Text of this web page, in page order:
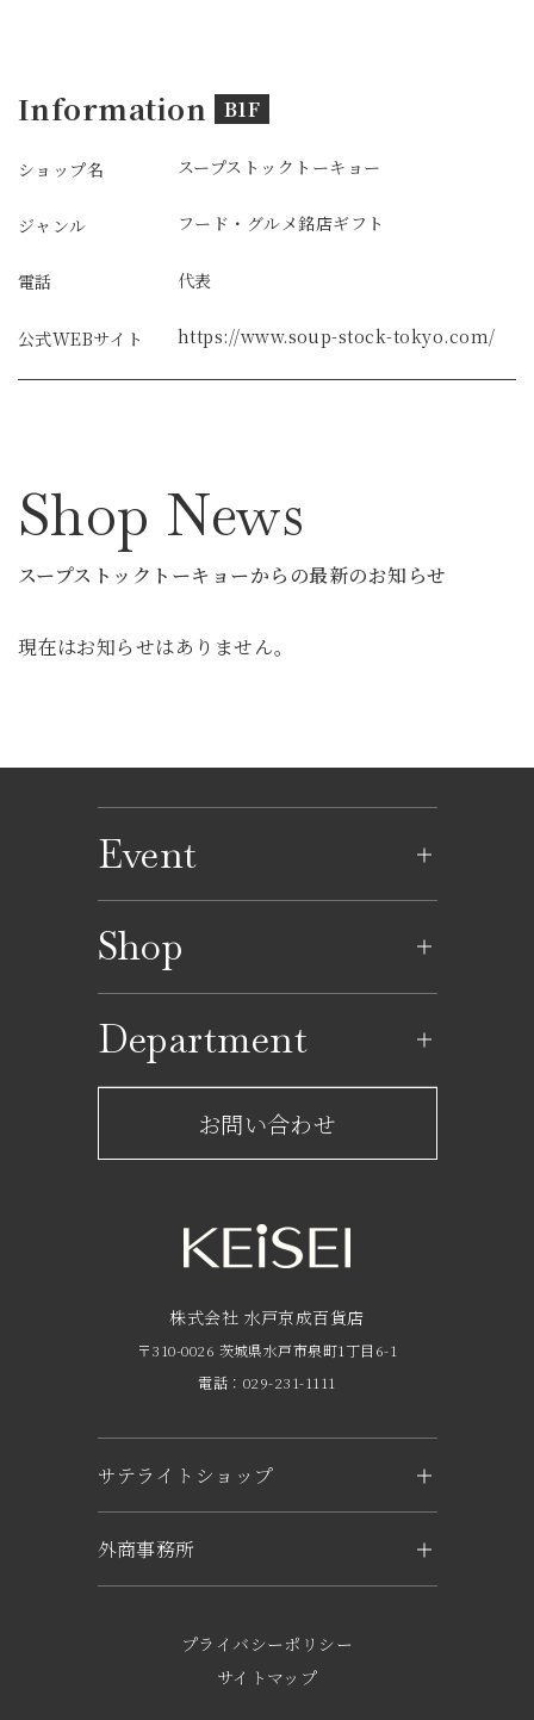
Information B1F
ショップ名 スープストックトーキョー
ジャンル フード・グルメ銘店ギフト
電話 代表
公式WEBサイト https://www.soup-stock-tokyo.com/
Shop News
スープストックトーキョーからの最新のお知らせ
現在はお知らせはありません。
Event
イベントカレンダー
Shop
レストラン一覧
ショップからのお知らせ
フロアガイド
Department
サービスのご案内
京成友の会
京成ポイントカードについて
企業概要
求人情報
お問い合わせ
株式会社 水戸京成百貨店
〒310-0026 茨城県水戸市泉町1丁目6-1
電話：029-231-1111
サテライトショップ
KEiSEI ＆ owl（つくば）
電話：029-897-3321
KEiSEI & sole（日立）
外商事務所
〒310-0063 茨城県水戸市五軒町2-1-37
電話：029-221-6777
プライバシーポリシー
サイトマップ